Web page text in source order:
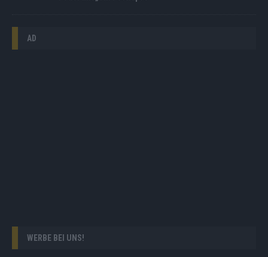
AD
WERBE BEI UNS!